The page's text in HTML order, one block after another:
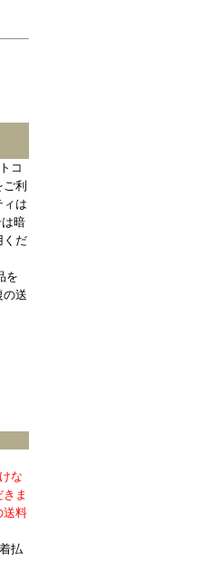
コ
利
ィは
暗
くだ
を
の送
な
ま
送料
払